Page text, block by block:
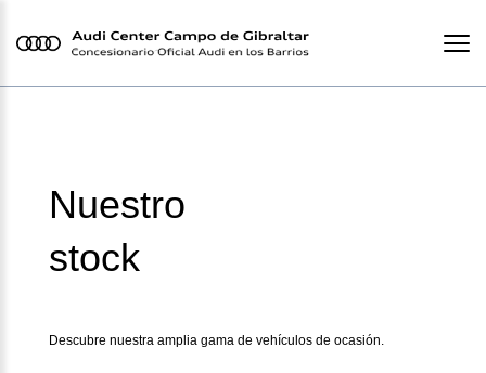
Nuestro
stock
Descubre nuestra amplia gama de vehículos de ocasión.